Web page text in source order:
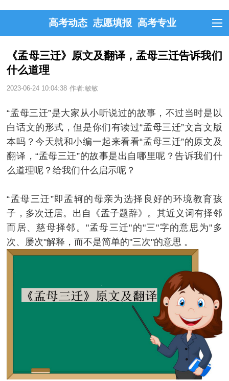
高考动态 志愿填报 高考专业
《孟母三迁》原文及翻译，孟母三迁告诉我们
什么道理
2023-06-24 10:04:38 作者:敏敏
“孟母三迁”是大家从小听说过的故事，不过当时是以
白话文的形式，但是你们有读过“孟母三迁”文言文版
本吗？今天就和小编一起来看看“孟母三迁”的原文及
翻译，“孟母三迁”的故事是出自哪里呢？告诉我们什
么道理呢？给我们什么启示呢？
“孟母三迁”即孟轲的母亲为选择良好的环境教育孩
子，多次迁居。出自《孟子题辞》。其近义词有择邻
而居、慈母择邻。"孟母三迁"的"三"字的意思为"多
次、屡次"解释，而不是简单的"三次"的意思 。